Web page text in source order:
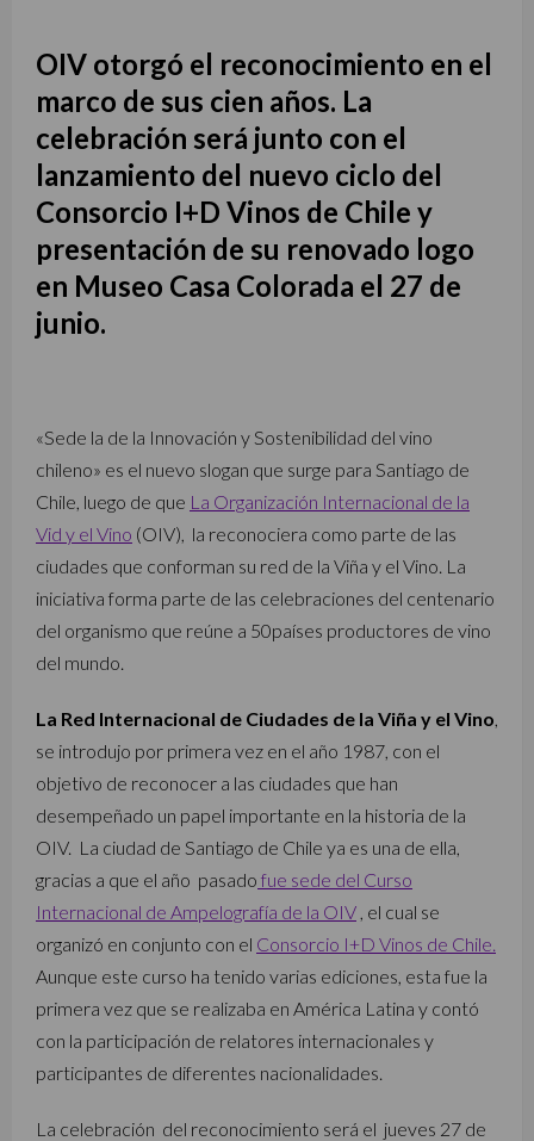
OIV otorgó el reconocimiento en el
marco de sus cien años. La
celebración será junto con el
lanzamiento del nuevo ciclo del
Consorcio I+D Vinos de Chile y
presentación de su renovado logo
en Museo Casa Colorada el 27 de
junio.
«Sede la de la Innovación y Sostenibilidad del vino
chileno» es el nuevo slogan que surge para Santiago de
Chile, luego de que La Organización Internacional de la
Vid y el Vino (OIV), la reconociera como parte de las
ciudades que conforman su red de la Viña y el Vino. La
iniciativa forma parte de las celebraciones del centenario
del organismo que reúne a 50países productores de vino
del mundo.
La Red Internacional de Ciudades de la Viña y el Vino
se introdujo por primera vez en el año 1987, con el
objetivo de reconocer a las ciudades que han
desempeñado un papel importante en la historia de la
OIV. La ciudad de Santiago de Chile ya es una de ella,
gracias a que el año pasado fue sede del Curso
Internacional de Ampelografía de la OIV , el cual se
organizó en conjunto con el Consorcio I+D Vinos de Chile.
Aunque este curso ha tenido varias ediciones, esta fue la
primera vez que se realizaba en América Latina y contó
con la participación de relatores internacionales y
participantes de diferentes nacionalidades.
La celebración del reconocimiento será el jueves 27 de